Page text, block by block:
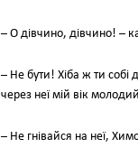
– О дівчино, дівчино! –
– Не бути! Хіба ж ти
через неї мій вік
– Не гнівайся на неї,